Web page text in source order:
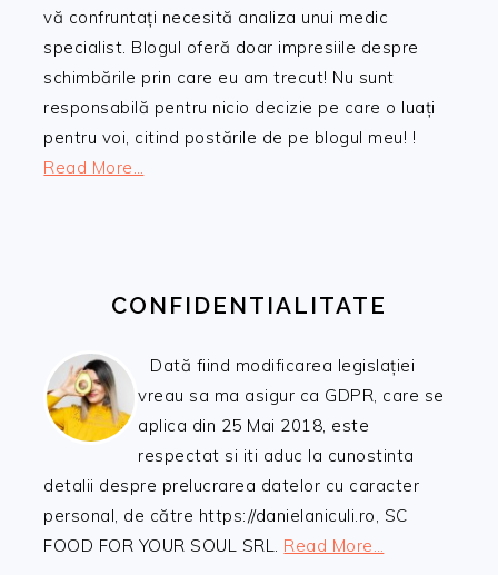
vă confruntați necesită analiza unui medic
specialist. Blogul oferă doar impresiile despre
schimbările prin care eu am trecut! Nu sunt
responsabilă pentru nicio decizie pe care o luați
pentru voi, citind postările de pe blogul meu! !
Read More…
CONFIDENTIALITATE
Dată fiind modificarea legislației
vreau sa ma asigur ca GDPR, care se
aplica din 25 Mai 2018, este
respectat si iti aduc la cunostinta
detalii despre prelucrarea datelor cu caracter
personal, de către https://danielaniculi.ro, SC
FOOD FOR YOUR SOUL SRL. Read More…